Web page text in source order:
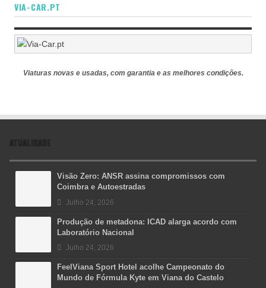
VIA-CAR.PT
Viaturas novas e usadas, com garantia e as melhores condições.
ATUALIDADE
Visão Zero: ANSR assina compromissos com
Coimbra e Autoestradas
Julho 24, 2026
Produção de metadona: ICAD alarga acordo com
Laboratório Nacional
Julho 24, 2026
FeelViana Sport Hotel acolhe Campeonato do
Mundo de Fórmula Kyte em Viana do Castelo